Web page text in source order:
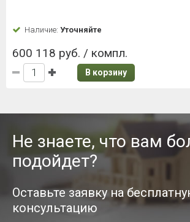
Наличие: Уточняйте
600 118 руб. / компл.
В корзину
Не знаете, что вам
подойдет?
Оставьте заявку на
консультацию